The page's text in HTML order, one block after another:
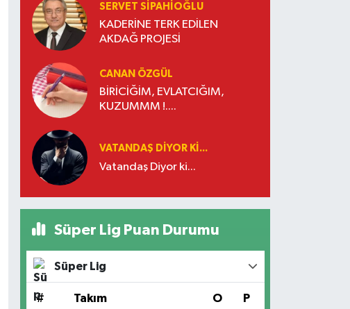
SERVET SİPAHİOĞLU
KADERİNE TERK EDİLEN
AKDAĞ PROJESİ
CANAN ÖZGÜL
BİRİCİĞİM, EVLATCIĞIM,
KUZUMMM !....
VATANDAŞ DIYOR KI...
Vatandaş Diyor ki...
Süper Lig Puan Durumu
Süper Lig
# Takım O P